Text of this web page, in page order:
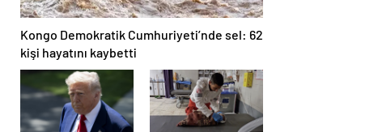
Kongo Demokratik Cumhuriyeti’nde sel: 62
kişi hayatını kaybetti